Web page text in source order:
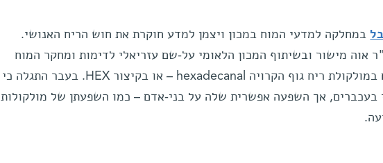
במחלקה למדעי המוח במכון ויצמן למדע חוקרת את חוש הריח האנושי.
אוה מישור ובשיתוף המכון הלאומי על-שם עזריאלי לדימות ומחקר המוח
האנושי, התמקדו המדענים במולקולת ריח גוף הקרויה hexadecanal – או בקיצור HEX. בעבר התגלה כי
בעכברים, אך השפעה אפשרית שלה על בני-אדם – כמו השפעתן של מולקולות